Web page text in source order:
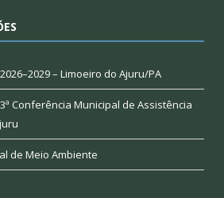
– Limoeiro do Ajuru/PA
Conferência Municipal de Assistência
de Meio Ambiente